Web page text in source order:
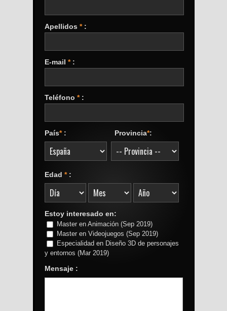
Apellidos *:
E-mail *:
Teléfono *:
País*: Provincia*:
Edad *:
Estoy interesado en:
Master en Animación (Sep 2019)
Master en Videojuegos (Sep 2019)
Especialidad en Diseño 3D de personajes
y entornos (Mar 2019)
Mensaje :